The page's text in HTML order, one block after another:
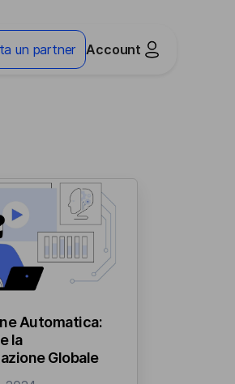
un partner Account
Automatica:
la
Globale